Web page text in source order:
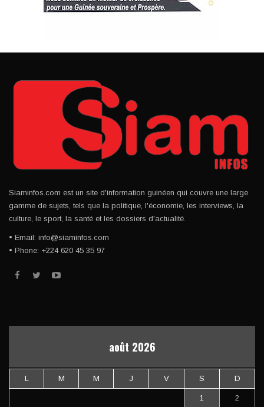
Siaminfos.com est un site d'information guinéen qui couvre une large
gamme de sujets, tels que la politique, l'économie, les interviews, la
culture, le sport, la santé et les dossiers d'actualité.
• Email: info@siaminfos.com
• Phone: +224 620 45 35 97
août 2026
L M M J V S D
1 2